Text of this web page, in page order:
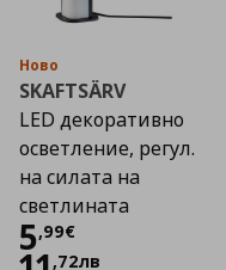
Ново
SKAFTSÄRV
LED декоративно
осветление, регул.
на силата на
светлината
5,99€
Цена
,72лв